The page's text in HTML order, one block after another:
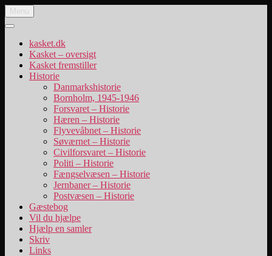
Videre
til
indhold
Danske uniformskasketter
uniformskasketter og lidt historie
Menu
kasket.dk
Kasket – oversigt
Kasket fremstiller
Historie
Danmarkshistorie
Bornholm, 1945-1946
Forsvaret – Historie
Hæren – Historie
Flyvevåbnet – Historie
Søværnet – Historie
Civilforsvaret – Historie
Politi – Historie
Fængselvæsen – Historie
Jernbaner – Historie
Postvæsen – Historie
Gæstebog
Vil du hjælpe
Hjælp en samler
Skriv
Links